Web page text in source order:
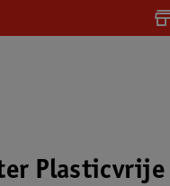
Plasticvrije